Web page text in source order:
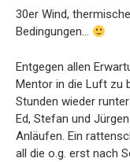
30er Wind,
Bedingungen…
Entgegen allen
Mentor in die Luft zu
Stunden wieder
Ed, Stefan und
Anläufen. Ein
all die o.g. erst nach